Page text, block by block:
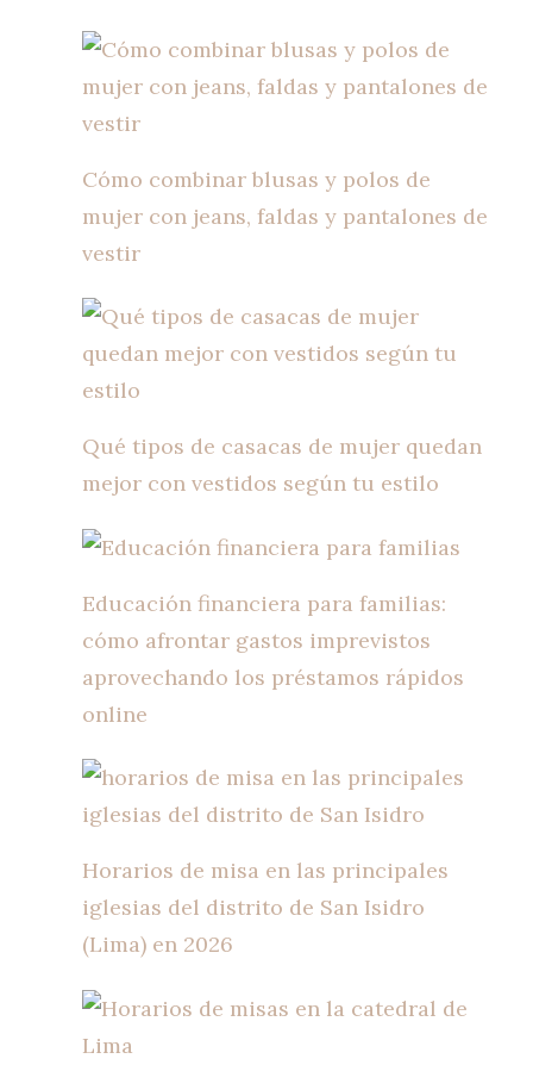
Cómo combinar blusas y polos de
mujer con jeans, faldas y pantalones de
vestir
Qué tipos de casacas de mujer quedan
mejor con vestidos según tu estilo
Educación financiera para familias:
cómo afrontar gastos imprevistos
aprovechando los préstamos rápidos
online
Horarios de misa en las principales
iglesias del distrito de San Isidro
(Lima) en 2026